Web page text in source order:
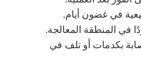
في غضون أيام.
في المنطقة المعالجة.
بكدمات أو تلف في